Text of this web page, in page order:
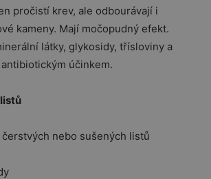
pročistí krev, ale odbourávají i
kameny. Mají močopudný efekt.
látky, glykosidy, třísloviny a
účinkem.
nebo sušených listů